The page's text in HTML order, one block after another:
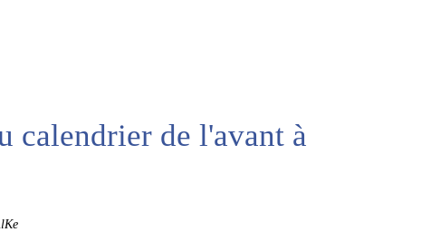
calendrier de l'avant à